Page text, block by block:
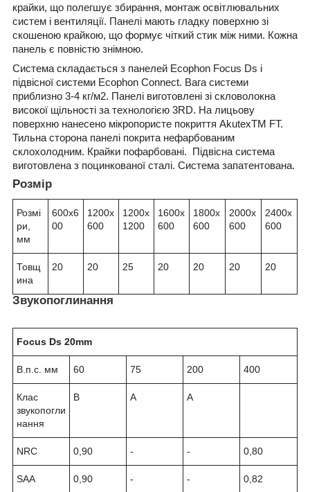
крайки, що полегшує збирання, монтаж освітлювальних
систем і вентиляції. Панелі мають гладку поверхню зі
скошеною крайкою, що формує чіткий стик між ними. Кожна
панель є повністю знімною.
Система складається з панелей Ecophon Focus Ds і
підвісної системи Ecophon Connect. Вага системи
приблизно 3-4 кг/м2. Панелі виготовлені зі скловолокна
високої щільності за технологією 3RD. На лицьову
поверхню нанесено мікропористе покриття AkutexTM FT.
Тильна сторона панелі покрита нефарбованим
склохолодним. Крайки пофарбовані. Підвісна система
виготовлена з поцинкованої сталі. Система запатентована.
Розмір
Розмі
ри,
мм
600x6
00
1200x
600
1200x
1200
1600x
600
1800x
600
2000x
600
2400x
600
Товщ
ина
20 20 25 20 20 20 20
Звукопоглинання
Focus Ds 20mm
В.п.с. мм 60 75 200 400
Клас
звукопогли
нання
B A A
NRC 0,90 - - 0,80
SAA 0,90 - - 0,82